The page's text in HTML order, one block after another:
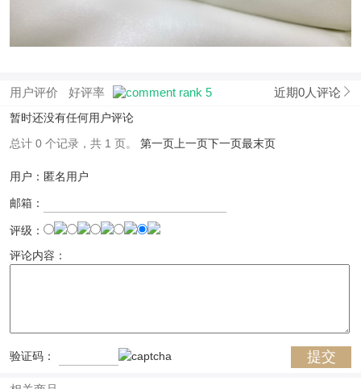
用户评价 好评率 近期0人评论
暂时还没有任何用户评论
总计 0 个记录，共 1 页。 第一页 上一页下一页最末页
用户：匿名用户
邮箱：
评级：
评论内容：
验证码：